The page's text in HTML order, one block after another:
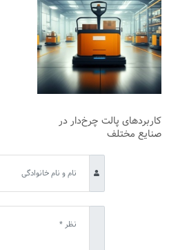
کاربردهای پالت چرخ‌دار در
صنایع مختلف